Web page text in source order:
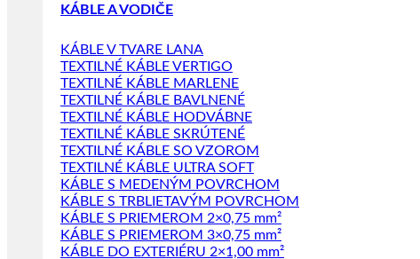
KÁBLE A VODIČE
KÁBLE V TVARE LANA
TEXTILNÉ KÁBLE VERTIGO
TEXTILNÉ KÁBLE MARLENE
TEXTILNÉ KÁBLE BAVLNENÉ
TEXTILNÉ KÁBLE HODVÁBNE
TEXTILNÉ KÁBLE SKRÚTENÉ
TEXTILNÉ KÁBLE SO VZOROM
TEXTILNÉ KÁBLE ULTRA SOFT
KÁBLE S MEDENÝM POVRCHOM
KÁBLE S TRBLIETAVÝM POVRCHOM
KÁBLE S PRIEMEROM 2×0,75 mm²
KÁBLE S PRIEMEROM 3×0,75 mm²
KÁBLE DO EXTERIÉRU 2×1,00 mm²